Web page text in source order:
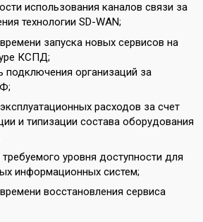
использования каналов связи за
технологии SD-WAN;
запуска новых сервисов на
КСПД;
подключения организаций за
расходов за счет
и типизации состава оборудования
уровня доступности для
информационных систем;
восстановления сервиса